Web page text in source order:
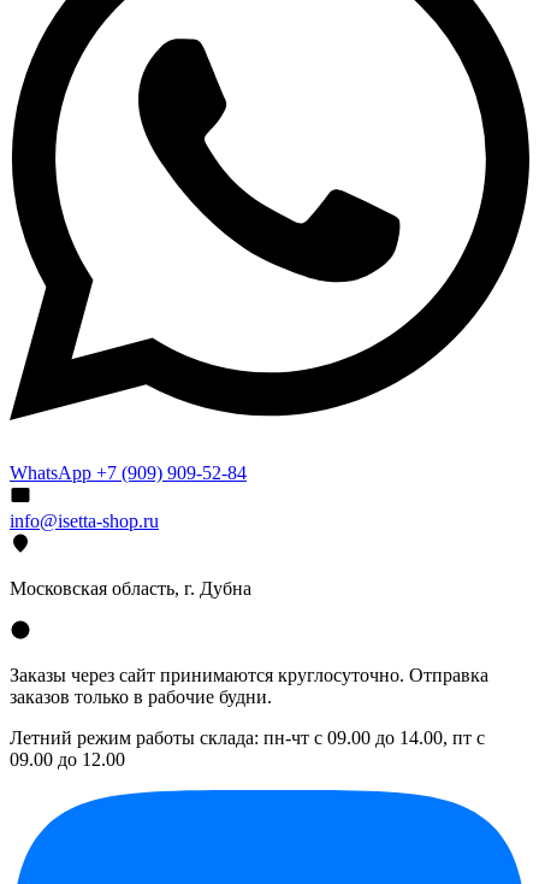
WhatsApp +7 (909) 909-52-84
info@isetta-shop.ru
Московская область, г. Дубна
Заказы через сайт принимаются круглосуточно. Отправка
заказов только в рабочие будни.
Летний режим работы склада: пн-чт с 09.00 до 14.00, пт с
09.00 до 12.00